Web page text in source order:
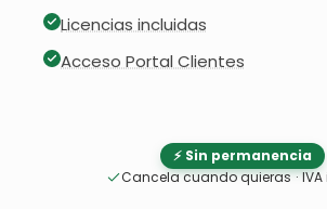
Licencias incluidas
Acceso Portal Clientes
⚡ Sin permanencia
Cancela cuando quieras ·